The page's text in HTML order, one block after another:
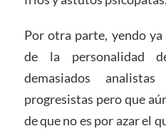
Por otra parte, yendo
de la personalidad
demasiados
progresistas pero que
de que no es por azar el